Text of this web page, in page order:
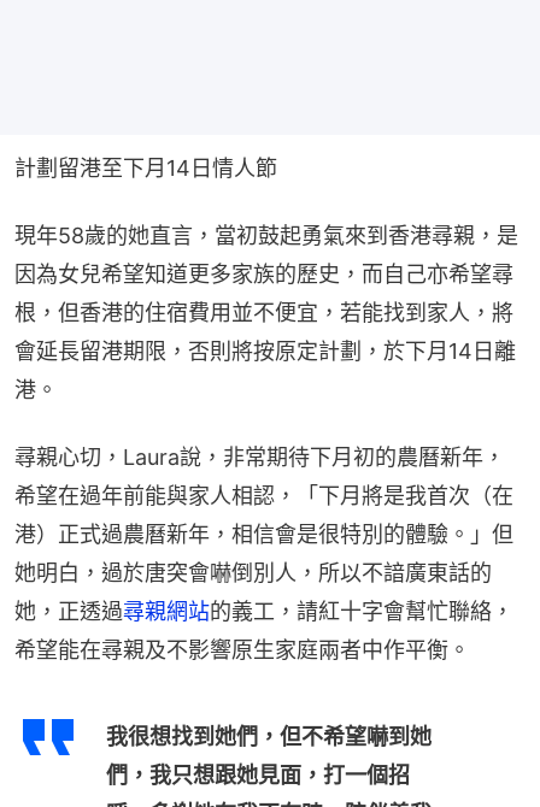
計劃留港至下月14日情人節
現年58歲的她直言，當初鼓起勇氣來到香港尋親，是
因為女兒希望知道更多家族的歷史，而自己亦希望尋
根，但香港的住宿費用並不便宜，若能找到家人，將
會延長留港期限，否則將按原定計劃，於下月14日離
港。
尋親心切，Laura說，非常期待下月初的農曆新年，
希望在過年前能與家人相認，「下月將是我首次（在
港）正式過農曆新年，相信會是很特別的體驗。」但
她明白，過於唐突會嚇倒別人，所以不諳廣東話的
她，正透過尋親網站的義工，請紅十字會幫忙聯絡，
希望能在尋親及不影響原生家庭兩者中作平衡。
我很想找到她們，但不希望嚇到她
們，我只想跟她見面，打一個招